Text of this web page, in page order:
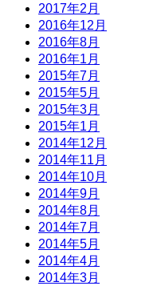
2017年2月
2016年12月
2016年8月
2016年1月
2015年7月
2015年5月
2015年3月
2015年1月
2014年12月
2014年11月
2014年10月
2014年9月
2014年8月
2014年7月
2014年5月
2014年4月
2014年3月